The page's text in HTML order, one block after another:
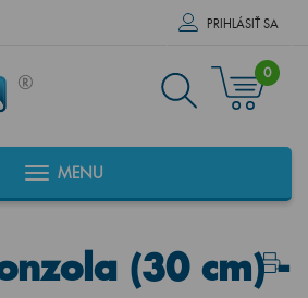
PRIHLÁSIŤ SA
0
MENU
(30 cm) -